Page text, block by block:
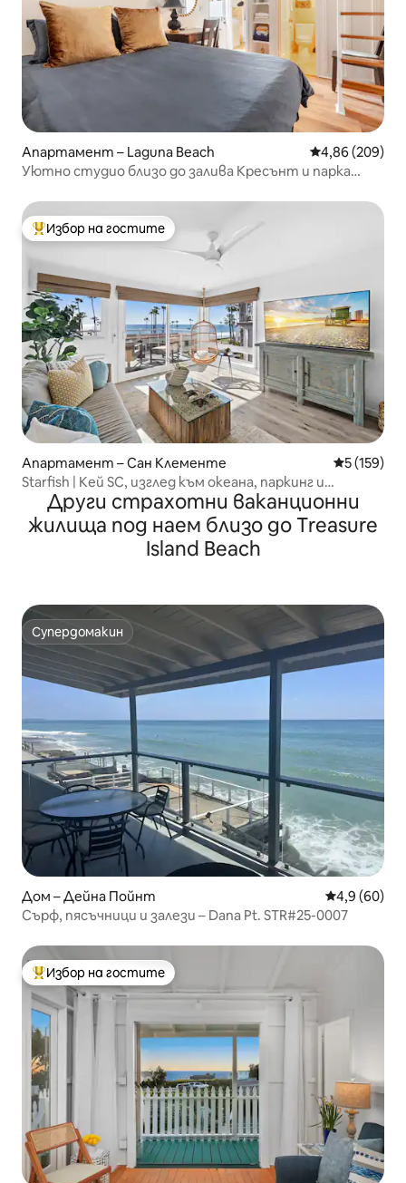
Апартамент – Laguna Beach Средна
4,86 (209)
Уютно студио близо до залива Кресънт и парка
Най-популярен избор на гостите
Избор на гостите
Апартамент – Сан Клементе Средна
5 (159)
Starfish | Кей SC, изглед към океана, паркинг и
климатик
Други страхотни ваканционни
жилища под наем близо до Treasure
Island Beach
Супердомакин
Супердомакин
Дом – Дейна Пойнт Средна
4,9 (60)
Сърф, пясъчници и залези – Dana Pt. STR#25-0007
Най-популярен избор на гостите
Избор на гостите